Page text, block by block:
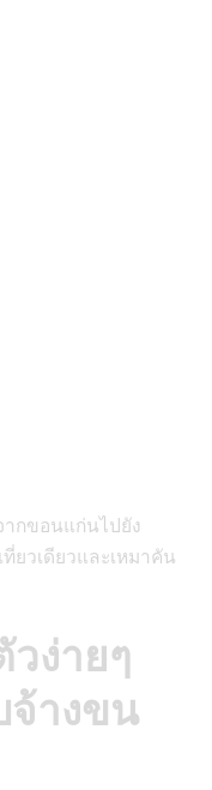
กขอนแก่นไปยัง
ยวเดียวและเหมาคัน
ง่ายๆ
จ้างขน